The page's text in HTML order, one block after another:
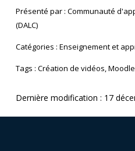
Présenté par : Communauté
(DALC)
Catégories : Enseignement et
Tags : Création de vidéos, Moodle
Dernière modification : 17